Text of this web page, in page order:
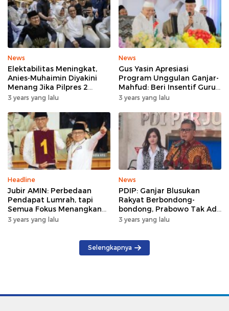
News
Elektabilitas Meningkat,
Anies-Muhaimin Diyakini
Menang Jika Pilpres 2
Putaran
3 years yang lalu
News
Gus Yasin Apresiasi
Program Unggulan Ganjar-
Mahfud: Beri Insentif Guru
Agama
3 years yang lalu
Headline
Jubir AMIN: Perbedaan
Pendapat Lumrah, tapi
Semua Fokus Menangkan
Anies-Muhaimin
3 years yang lalu
News
PDIP: Ganjar Blusukan
Rakyat Berbondong-
bondong, Prabowo Tak Ada
yang Datang
3 years yang lalu
Selengkapnya